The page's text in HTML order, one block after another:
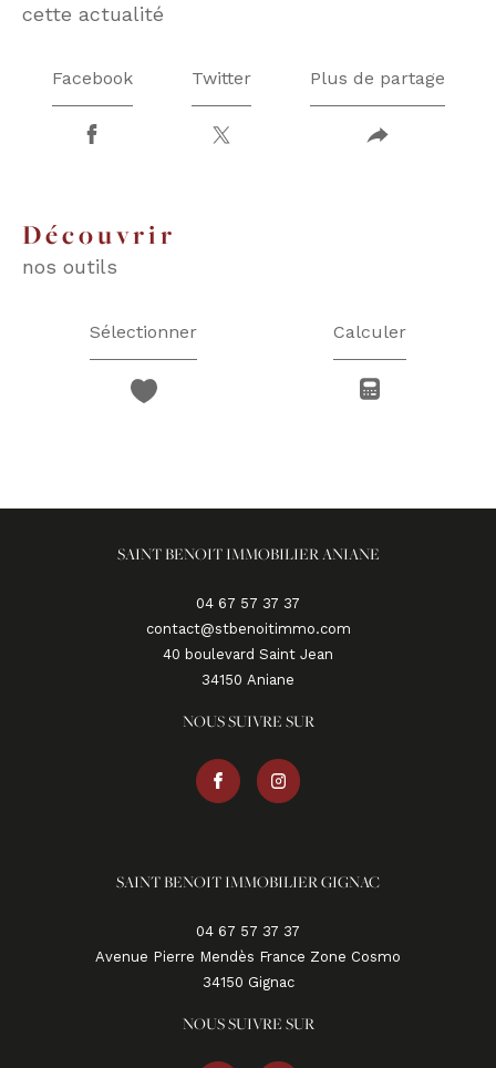
cette actualité
Facebook Twitter Plus de partage
découvrir
nos outils
Sélectionner Calculer
SAINT BENOIT IMMOBILIER ANIANE
04 67 57 37 37
contact@stbenoitimmo.com
40 boulevard Saint Jean
34150
aniane
NOUS SUIVRE SUR
SAINT BENOIT IMMOBILIER GIGNAC
04 67 57 37 37
Avenue Pierre Mendès France Zone Cosmo
34150
gignac
NOUS SUIVRE SUR